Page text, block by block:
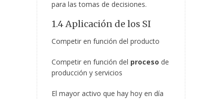
para las tomas de decisiones.
1.4 Aplicación de los SI
Competir en función del producto
Competir en función del proceso de
producción y servicios
El mayor activo que hay hoy en día